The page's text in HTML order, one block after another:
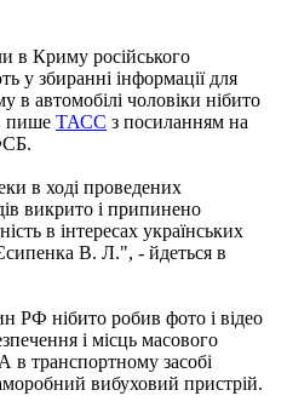
в Криму російського
у збиранні інформації для
автомобілі чоловіки нібито
пише ТАСС з посиланням на
в ході проведених
викрито і припинено
в інтересах українських
В. Л.", - йдеться в
РФ нібито робив фото і відео
і місць масового
транспортному засобі
вибуховий пристрій.